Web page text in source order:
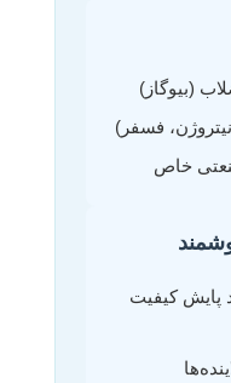
(بیوگاز)
فسفر)
خاص
پایش کیفیت